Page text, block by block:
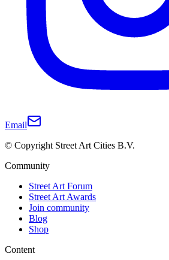
Email
© Copyright Street Art Cities B.V.
Community
Street Art Forum
Street Art Awards
Join community
Blog
Shop
Content